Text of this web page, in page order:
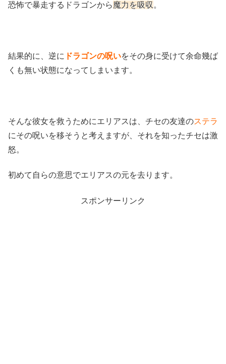
恐怖で暴走するドラゴンから魔力を吸収 。
結果的に、逆に ドラゴンの呪いをその身に受けて余命幾ば
くも無い状態になってしまいます。
そんな彼女を救うためにエリアスは、チセの友達のステラ
にその呪いを移そうと考えますが、それを知ったチセは激
怒。
初めて自らの意思でエリアスの元を去ります。
スポンサーリンク